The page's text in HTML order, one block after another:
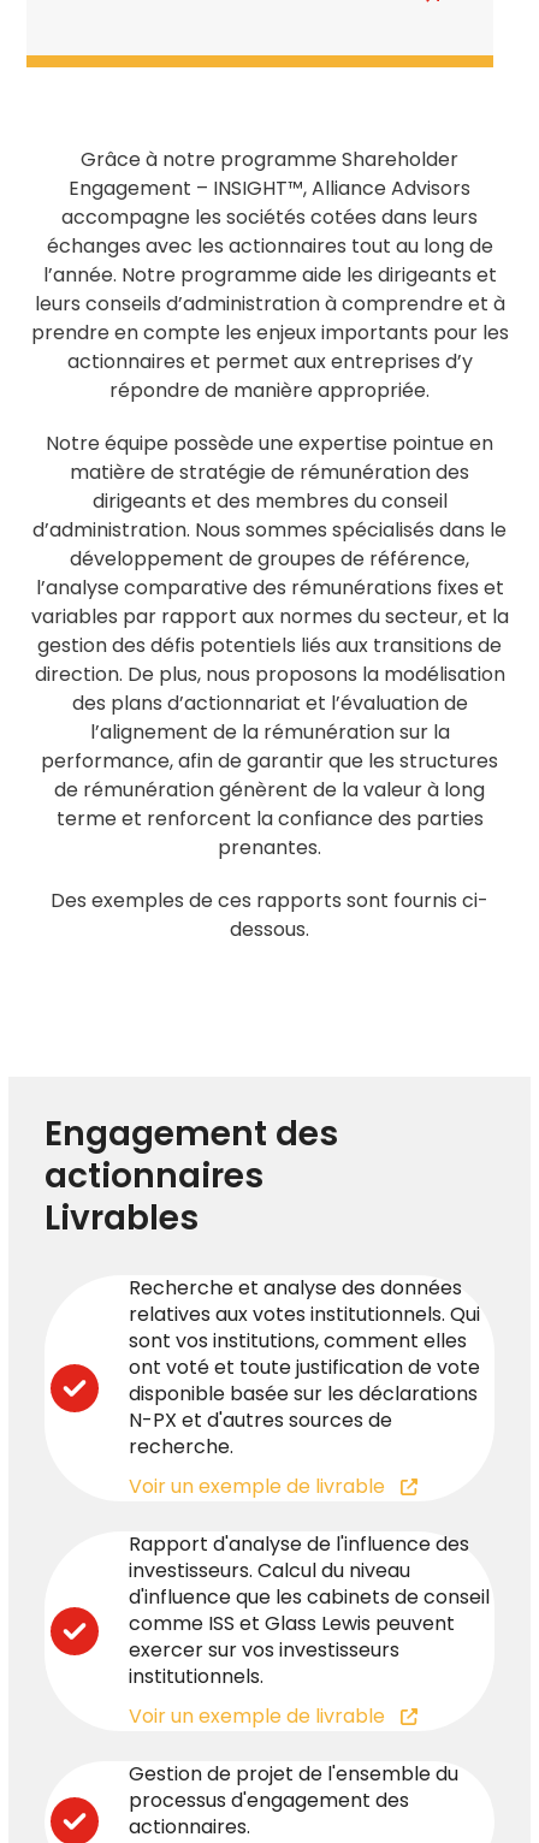
En
plus
Reasons
Why
Public
Companies
Should
Conduct
Post-
Shareholder
Meeting
Grâce à notre programmeShareholder
Engagement – INSIGHT™, Alliance Advisors
accompagne les sociétés cotées dans leurs
échanges avec les actionnaires tout au long de
l’année. Notre programme aide les dirigeants et
leurs conseils d’administration à comprendre et à
prendre en compte les enjeux importants pour les
actionnaires et permet aux entreprises d’y
répondre de manière appropriée.
Notre équipe possède une expertise pointue en
matière de stratégie de rémunération des
dirigeants et des membres du conseil
d’administration. Nous sommes spécialisés dans le
développement de groupes de référence,
l’analyse comparative des rémunérations fixes et
variables par rapport aux normes du secteur, et la
gestion des défis potentiels liés aux transitions de
direction. De plus, nous proposons la modélisation
des plans d’actionnariat et l’évaluation de
l’alignement de la rémunération sur la
performance, afin de garantir que les structures
de rémunération génèrent de la valeur à long
terme et renforcent la confiance des parties
prenantes.
Des exemples de ces rapports sont fournis ci-
dessous.
Engagement des
actionnaires
Livrables
Recherche et analyse des données
relatives aux votes institutionnels. Qui
sont vos institutions, comment elles
ont voté et toute justification de vote
disponible basée sur les déclarations
N-PX et d'autres sources de
recherche.
Voir un exemple de livrable
Rapport d'analyse de l'influence des
investisseurs. Calcul du niveau
d'influence que les cabinets de conseil
comme ISS et Glass Lewis peuvent
exercer sur vos investisseurs
institutionnels.
Voir un exemple de livrable
Gestion de projet de l'ensemble du
processus d'engagement des
actionnaires.